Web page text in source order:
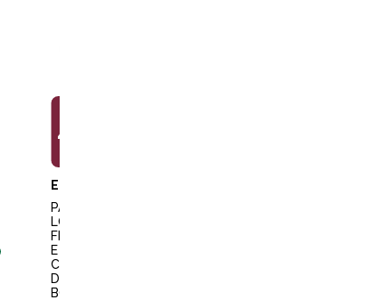
49,99€
EQUITHEME
PANTA
LON
FEMM
E
CLAU
DINE
BORD